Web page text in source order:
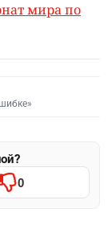
мира по
0